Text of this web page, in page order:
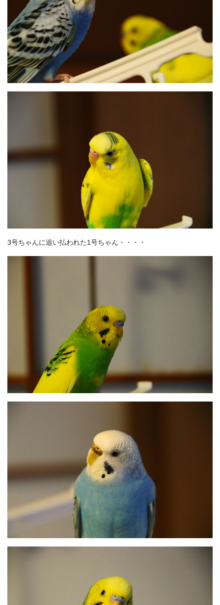
3号ちゃんに追い払われた1号ちゃん・・・・